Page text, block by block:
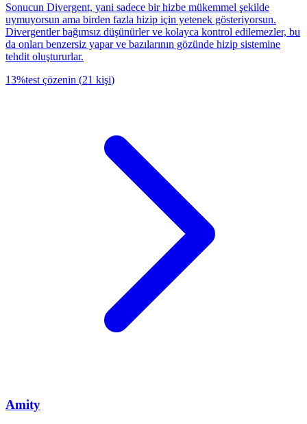
Sonucun Divergent, yani sadece bir hizbe mükemmel şekilde
uymuyorsun ama birden fazla hizip için yetenek gösteriyorsun.
Divergentler bağımsız düşünürler ve kolayca kontrol edilemezler, bu
da onları benzersiz yapar ve bazılarının gözünde hizip sistemine
tehdit oluştururlar.
13%test çözenin (21 kişi)
Amity